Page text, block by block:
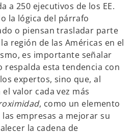
a 250 ejecutivos de los EE.
la lógica del párrafo
o piensan trasladar parte
región de las Américas en el
es importante señalar
respalda esta tendencia con
expertos, sino que, al
valor cada vez más
, como un elemento
empresas a mejorar su
la cadena de